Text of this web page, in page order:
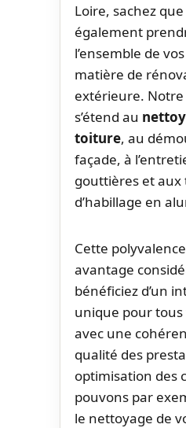
Loire, sachez
également
l’ensemble de
matière de
extérieure.
s’étend au
toiture, au
façade, à
gouttières et aux
d’habillage en
Cette
avantage
bénéficiez d’un
unique pour tous
avec une
qualité des
optimisation des
pouvons par
le nettoyage de